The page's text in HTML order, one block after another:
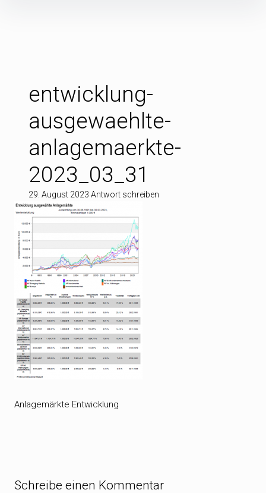
entwicklung-
ausgewaehlte-
anlagemaerkte-
2023_03_31
29. August 2023 Antwort schreiben
Anlagemärkte Entwicklung
Schreibe einen Kommentar